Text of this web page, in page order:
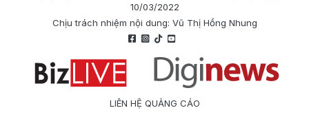
10/03/2022
Chịu trách nhiệm nội dung: Vũ Thị Hồng Nhung
LIÊN HỆ QUẢNG CÁO